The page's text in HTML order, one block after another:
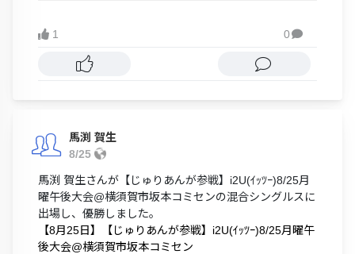
1 0
馬渕 賀生
8/25
馬渕 賀生さんが【じゅりあんが参戦】i2U(ｲｯﾂｰ)8/25月
曜午後大会@横須賀市坂本コミセンの混合シングルスに
出場し、優勝しました。
【8月25日】【じゅりあんが参戦】i2U(ｲｯﾂｰ)8/25月曜午
後大会@横須賀市坂本コミセン